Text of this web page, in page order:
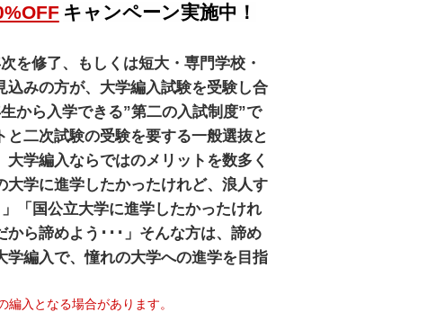
キャンペーン実施中！
を修了、もしくは短大・専門学校・
込みの方が、大学編入試験を受験し合
から入学できる”第二の入試制度”で
と二次試験の受験を要する一般選抜と
大学編入ならではのメリットを数多く
大学に進学したかったけれど、浪人す
「国公立大学に進学したかったけれ
から諦めよう･･･」そんな方は、諦め
学編入で、憧れの大学への進学を目指
入となる場合があります。